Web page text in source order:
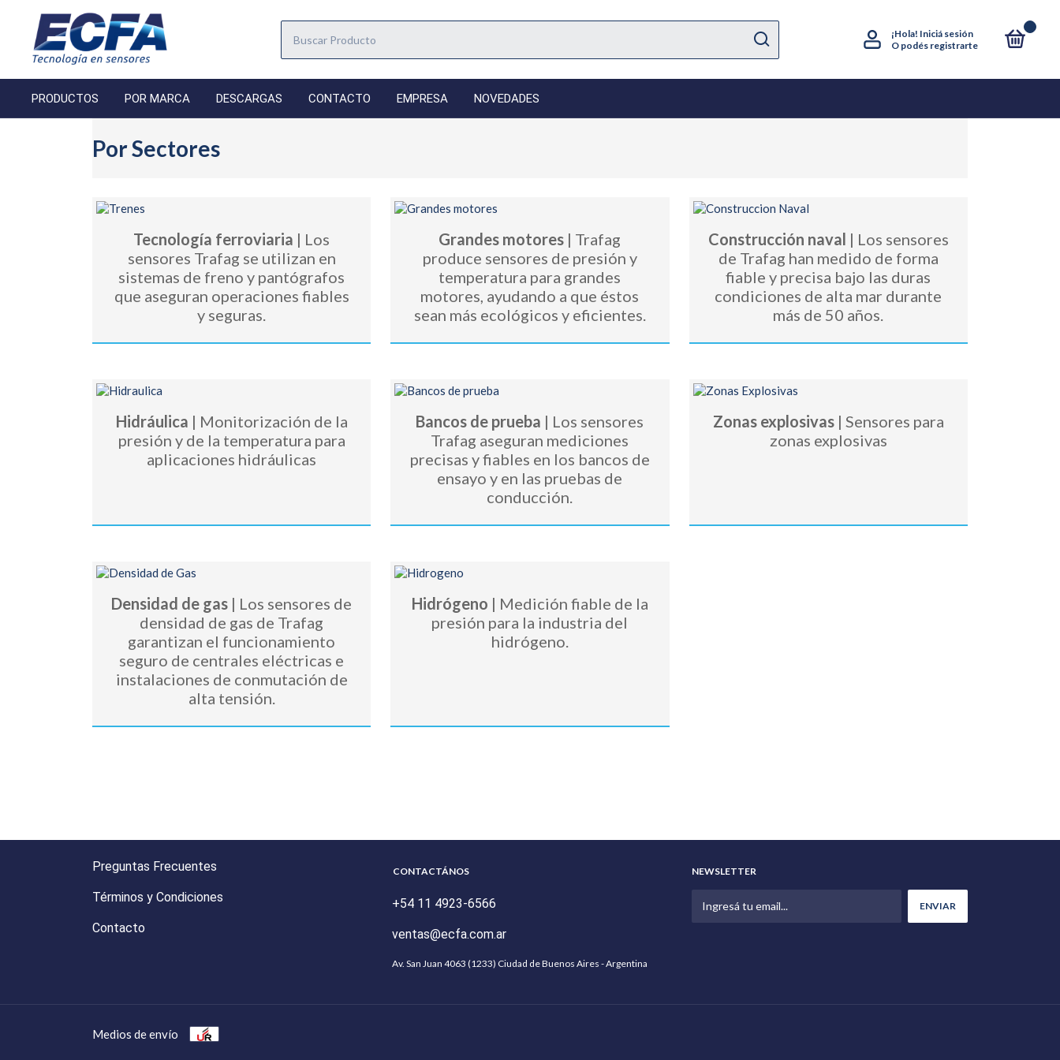
¡Hola! Iniciá sesión
O podés registrarte
PRODUCTOS POR MARCA DESCARGAS CONTACTO EMPRESA NOVEDADES
Por Sectores
Tecnología ferroviaria | Los
sensores Trafag se utilizan en
sistemas de freno y pantógrafos
que aseguran operaciones fiables
y seguras.
Grandes motores | Trafag
produce sensores de presión y
temperatura para grandes
motores, ayudando a que éstos
sean más ecológicos y eficientes.
Construcción naval | Los sensores
de Trafag han medido de forma
fiable y precisa bajo las duras
condiciones de alta mar durante
más de 50 años.
Hidráulica | Monitorización de la
presión y de la temperatura para
aplicaciones hidráulicas
Bancos de prueba | Los sensores
Trafag aseguran mediciones
precisas y fiables en los bancos de
ensayo y en las pruebas de
conducción.
Zonas explosivas| Sensores para
zonas explosivas
Densidad de gas | Los sensores de
densidad de gas de Trafag
garantizan el funcionamiento
seguro de centrales eléctricas e
instalaciones de conmutación de
alta tensión.
Hidrógeno | Medición fiable de la
presión para la industria del
hidrógeno.
Preguntas Frecuentes
Términos y Condiciones
Contacto
CONTACTÁNOS
+54 11 4923-6566
ventas@ecfa.com.ar
Av. San Juan 4063 (1233) Ciudad de Buenos Aires - Argentina
NEWSLETTER
Medios de envío